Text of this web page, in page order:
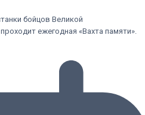
бойцов Великой
ежегодная «Вахта памяти».